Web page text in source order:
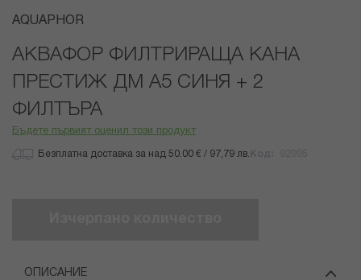
Преминете
началото
галерия
със
снимки
AQUAPHOR
АКВАФОР ФИЛТРИРАЩА КАНА
ПРЕСТИЖ ДМ А5 СИНЯ + 2
ФИЛТЪРА
Бъдете първият оценил този продукт
Безплатна доставка за над 50.00 € / 97,79 лв.
ОПИСАНИЕ